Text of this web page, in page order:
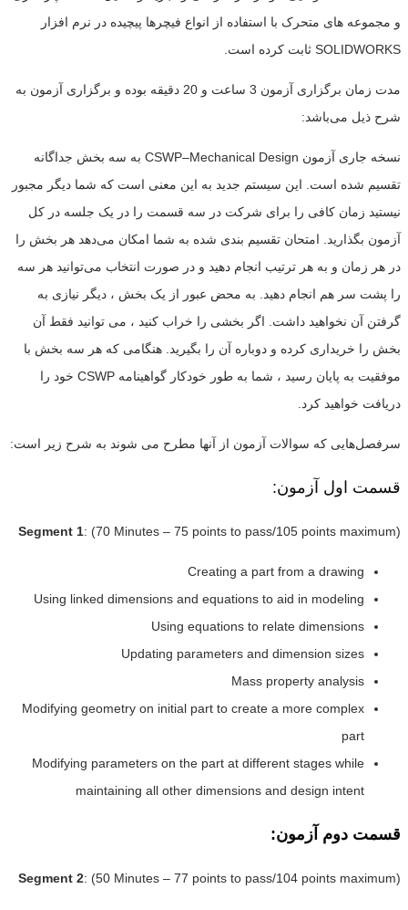
و مجموعه های متحرک با استفاده از انواع فیچرها پیچیده در نرم افزار
SOLIDWORKS ثابت کرده است.
مدت زمان برگزاری آزمون 3 ساعت و 20 دقیقه بوده و برگزاری آزمون به
شرح ذیل می‌باشد:
نسخه جاری آزمون CSWP–Mechanical Design به سه بخش جداگانه
تقسیم شده است. این سیستم جدید به این معنی است که شما دیگر مجبور
نیستید زمان کافی را برای شرکت در سه قسمت را در یک جلسه در کل
آزمون بگذارید. امتحان تقسیم بندی شده به شما امکان می‌دهد هر بخش را
در هر زمان و به هر ترتیب انجام دهید و در صورت انتخاب می‌توانید هر سه
را پشت سر هم انجام دهید. به محض عبور از یک بخش ، دیگر نیازی به
گرفتن آن نخواهید داشت. اگر بخشی را خراب کنید ، می توانید فقط آن
بخش را خریداری کرده و دوباره آن را بگیرید. هنگامی که هر سه بخش با
موفقیت به پایان رسید ، شما به طور خودکار گواهینامه CSWP خود را
دریافت خواهید کرد.
سرفصل‌هایی که سوالات آزمون از آنها مطرح می شوند به شرح زیر است:
قسمت اول آزمون:
Segment 1: (70 Minutes – 75 points to pass/105 points maximum)
Creating a part from a drawing
Using linked dimensions and equations to aid in modeling
Using equations to relate dimensions
Updating parameters and dimension sizes
Mass property analysis
Modifying geometry on initial part to create a more complex
part
Modifying parameters on the part at different stages while
maintaining all other dimensions and design intent
قسمت دوم آزمون:
Segment 2: (50 Minutes – 77 points to pass/104 points maximum)